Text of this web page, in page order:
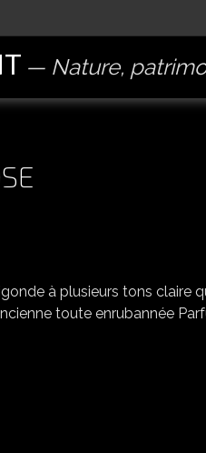
Nature,
à plusieurs tons claire
toute enrubannée